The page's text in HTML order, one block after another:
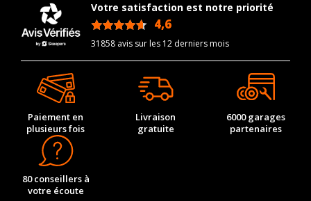
Votre satisfaction est notre priorité
4,6
31858 avis sur les 12 derniers mois
Paiement en
plusieurs fois
Livraison
gratuite
6000 garages
partenaires
80 conseillers à
votre écoute